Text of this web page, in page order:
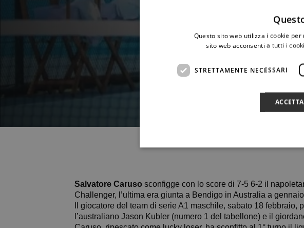
Salvatore Caruso sconfigge con lo score di 7-5 6-2 il
Challenger, l’ultima era giunta a Bendigo in Australia a
Il giocatore del team di serie A1 maschile, sabato 18 febbraio,
l’australiano Jason Kubler (numero 1 del tabellone) e il
Questo sito web utilizza i cookie
sito web acconsenti a tutti i
STRETTAMENTE NECESSARI